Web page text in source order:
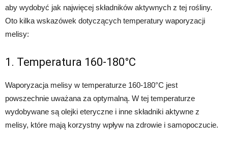
aby wydobyć jak najwięcej składników aktywnych z tej rośliny.
Oto kilka wskazówek dotyczących temperatury waporyzacji
melisy:
1. Temperatura 160-180°C
Waporyzacja melisy w temperaturze 160-180°C jest
powszechnie uważana za optymalną. W tej temperaturze
wydobywane są olejki eteryczne i inne składniki aktywne z
melisy, które mają korzystny wpływ na zdrowie i samopoczucie.